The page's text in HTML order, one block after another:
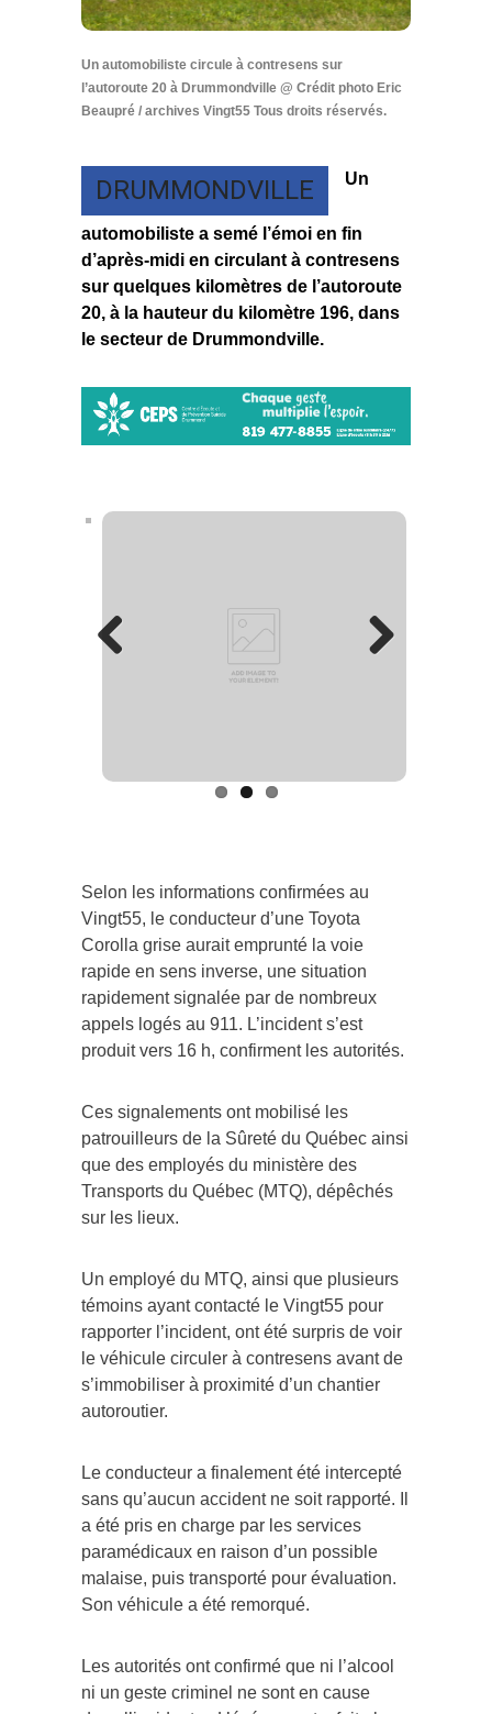
Un automobiliste circule à contresens sur
l’autoroute 20 à Drummondville @ Crédit photo Eric
Beaupré / archives Vingt55 Tous droits réservés.
DRUMMONDVILLE Un
automobiliste a semé l’émoi en fin
d’après-midi en circulant à contresens
sur quelques kilomètres de l’autoroute
20, à la hauteur du kilomètre 196, dans
le secteur de Drummondville.
Selon les informations confirmées au
Vingt55, le conducteur d’une Toyota
Corolla grise aurait emprunté la voie
rapide en sens inverse, une situation
rapidement signalée par de nombreux
appels logés au 911. L’incident s’est
produit vers 16 h, confirment les autorités.
Ces signalements ont mobilisé les
patrouilleurs de la Sûreté du Québec ainsi
que des employés du ministère des
Transports du Québec (MTQ), dépêchés
sur les lieux.
Un employé du MTQ, ainsi que plusieurs
témoins ayant contacté le Vingt55 pour
rapporter l’incident, ont été surpris de voir
le véhicule circuler à contresens avant de
s’immobiliser à proximité d’un chantier
autoroutier.
Le conducteur a finalement été intercepté
sans qu’aucun accident ne soit rapporté. Il
a été pris en charge par les services
paramédicaux en raison d’un possible
malaise, puis transporté pour évaluation.
Son véhicule a été remorqué.
Les autorités ont confirmé que ni l’alcool
ni un geste criminel ne sont en cause